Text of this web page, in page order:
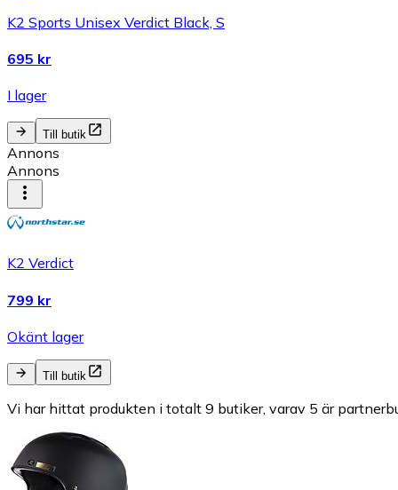
K2 Sports Unisex Verdict Black, S
695 kr
I lager
Till butik
Annons
Annons
K2 Verdict
799 kr
Okänt lager
Till butik
Vi har hittat produkten i totalt 9 butiker, varav 5 är